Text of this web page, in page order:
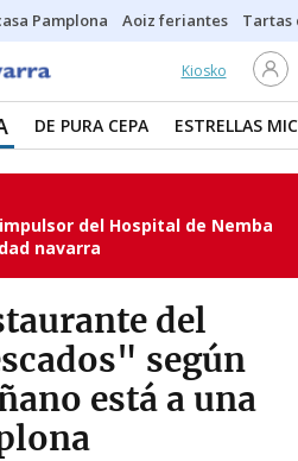
Pamplona Aoiz feriantes Tartas
Kiosko
DE PURA CEPA ESTRELLAS
del Hospital de Nemba
navarra
del
según
está a una